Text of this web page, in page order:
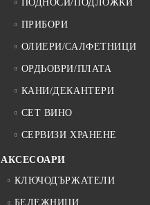
ПОДНОСИ/ПОДЛОЖКИ
ПРИБОРИ
ОЛИЕРИ/САЛФЕТНИЦИ
ОРДЬОВРИ/ПЛАТА
КАНИ/ДЕКАНТЕРИ
СЕТ ВИНО
СЕРВИЗИ ХРАНЕНЕ
АКСЕСОАРИ
КЛЮЧОДЪРЖАТЕЛИ
БЕЛЕЖНИЦИ